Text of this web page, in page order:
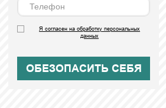
Я согласен на обработку персональных
данных
ОБЕЗОПАСИТЬ СЕБЯ